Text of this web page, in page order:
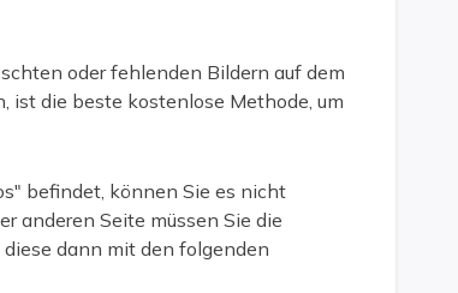
oder fehlenden Bildern auf dem
ist die beste kostenlose Methode, um
befindet, können Sie es nicht
anderen Seite müssen Sie die
dann mit den folgenden